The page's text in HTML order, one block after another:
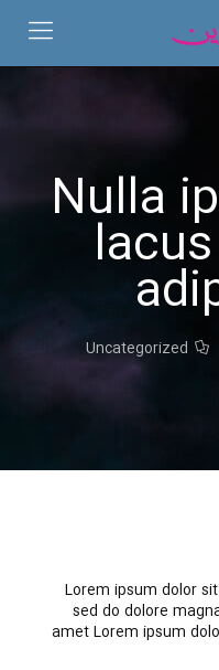
Nulla
Uncategorized
Lorem ipsum dolor
sed do dolore
amet Lorem ipsum